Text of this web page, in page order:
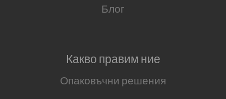
Блог
Какво правим ние
Опаковъчни решения